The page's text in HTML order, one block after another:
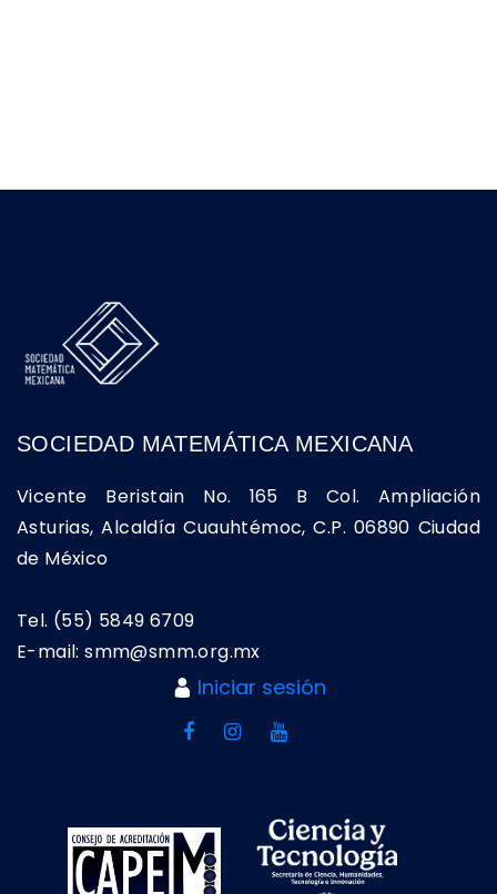
SOCIEDAD MATEMÁTICA MEXICANA
Vicente Beristain No. 165 B Col. Ampliación
Asturias, Alcaldía Cuauhtémoc, C.P. 06890 Ciudad
de México
Tel. (55) 5849 6709
E-mail: smm@smm.org.mx
Iniciar sesión